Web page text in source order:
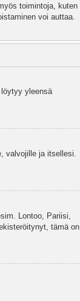
toimintoja, kuten
voi auttaa.
yleensä
valvojille ja itsellesi.
Lontoo, Pariisi,
tämä on